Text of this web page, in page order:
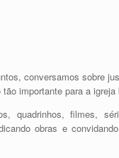
conversamos sobre
importante para a igreja
quadrinhos, filmes,
obras e